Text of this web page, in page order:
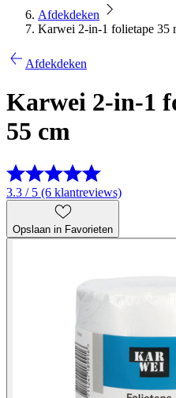
Afdekdeken
Karwei 2-in-1 folietape 35
Afdekdeken
Karwei 2-in-1
55 cm
3.3 / 5 (6 klantreviews)
Opslaan in Favorieten